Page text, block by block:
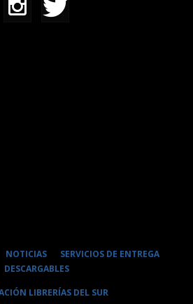
NOTICIAS
SERVICIOS DE ENTREGA
DESCARGABLES
LIBRERÍAS DEL SUR